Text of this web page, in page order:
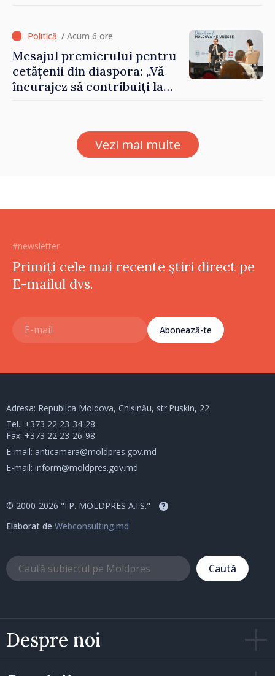
/ Acum 6 ore
Mesajul premierului pentru
cetățenii din diaspora: „Vă
încurajez să contribuiți la
Vezi mai multe
#newsletter
Primiți cele mai recente știri direct pe
E-mailul dvs.
Abonează-te
Despre noi
Adresa: Republica Moldova, Chișinău, str.Puskin, 22
Tel.: +373 22 23-34-28
Fax: +373 22 23-26-98
E-mail: anticamera@moldpres.gov.md
E-mail: inform@moldpres.gov.md
© 2000-2026 "I.P. MOLDPRES A.I.S." ?
Elaborat de Webconsulting.md
Caută